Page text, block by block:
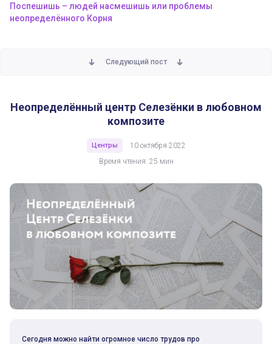
Поспешишь – людей насмешишь или проблемы
неопределённого Корня
Следующий пост
Неопределённый центр Селезёнки в любовном
композите
Центры
10 октября 2022
Время чтения: 25 мин
Сегодня можно найти огромное число трудов про